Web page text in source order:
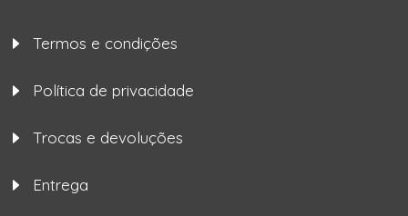
Termos e condições
Política de privacidade
Trocas e devoluções
Entrega